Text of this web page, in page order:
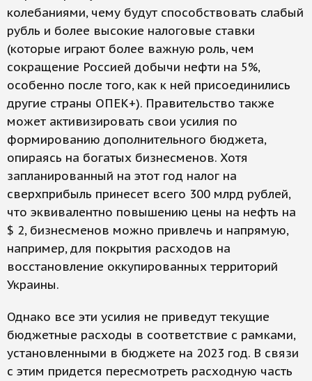
колебаниями, чему будут способствовать слабый
рубль и более высокие налоговые ставки
(которые играют более важную роль, чем
сокращение Россией добычи нефти на 5%,
особенно после того, как к ней присоединились
другие страны ОПЕК+). Правительство также
может активизировать свои усилия по
формированию дополнительного бюджета,
опираясь на богатых бизнесменов. Хотя
запланированный на этот год налог на
сверхприбыль принесет всего 300 млрд рублей,
что эквивалентно повышению цены на нефть на
$ 2, бизнесменов можно привлечь и напрямую,
например, для покрытия расходов на
восстановление оккупированных территорий
Украины.
Однако все эти усилия не приведут текущие
бюджетные расходы в соответствие с рамками,
установленными в бюджете на 2023 год. В связи
с этим придется пересмотреть расходную часть